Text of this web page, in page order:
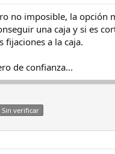
no imposible, la opción
una caja y si es
fijaciones a la caja.
de confianza...
Sin verificar